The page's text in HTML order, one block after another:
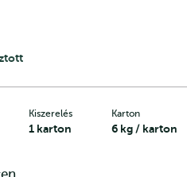
Kiszerelés
1 karton
Karton
6 kg / karton